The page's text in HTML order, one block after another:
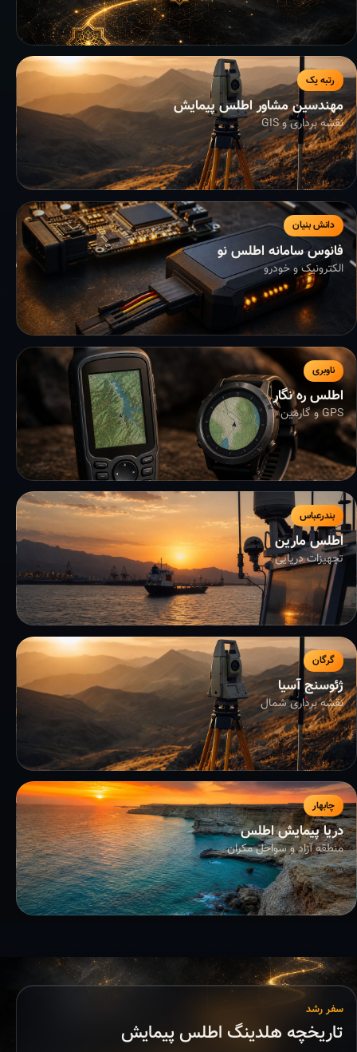
رتبه یک
مهندسین مشاور اطلس پیمایش
نقشه برداری و GIS
دانش بنیان
فانوس سامانه اطلس نو
الکترونیک و خودرو
ناوبری
اطلس ره نگار
GPS و گارمین
بندرعباس
اطلس مارین
تجهیزات دریایی
گرگان
ژئوسنج آسیا
نقشه برداری شمال
چابهار
دریا پیمایش اطلس
منطقه آزاد و سواحل مکران
سفر رشد
تاریخچه هلدینگ اطلس پیمایش